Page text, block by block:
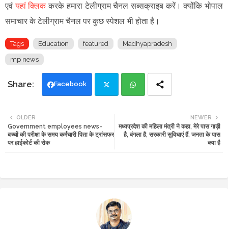
एवंयहां क्लिक करके हमारा टेलीग्राम चैनल सब्सक्राइब करें। क्योंकि भोपाल
समाचार के टेलीग्राम चैनल पर कुछ स्पेशल भी होता है।
Tags Education featured Madhyapradesh
mp news
Facebook
tte ats
NEWER
मध्यप्रदेश की महिला मंत्री ने कहा, मेरे पास गाड़ी
है, बंगला है, सरकारी सुविधाएं हैं, जनता के पास
क्या है
OLDER
Government employees news-
बच्चों की परीक्षा के समय कर्मचारी पिता के ट्रांसफर
पर हाईकोर्ट की रोक